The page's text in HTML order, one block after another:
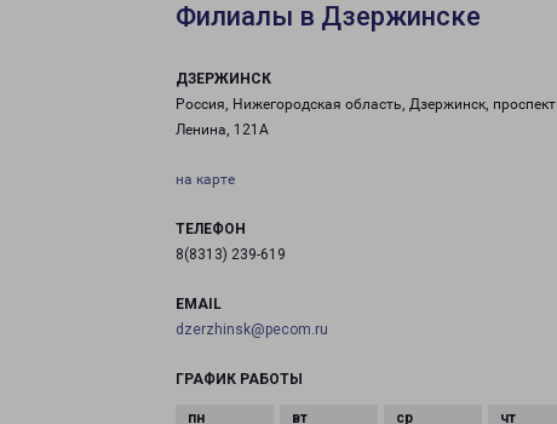
Филиалы в Дзержинске
ДЗЕРЖИНСК
Россия, Нижегородская область, Дзержинск, проспект
Ленина, 121А
на карте
ТЕЛЕФОН
8(8313) 239-619
EMAIL
dzerzhinsk@pecom.ru
ГРАФИК РАБОТЫ